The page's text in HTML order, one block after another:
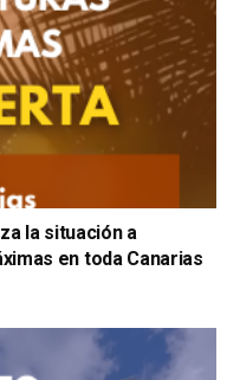
la situación a
en toda Canarias